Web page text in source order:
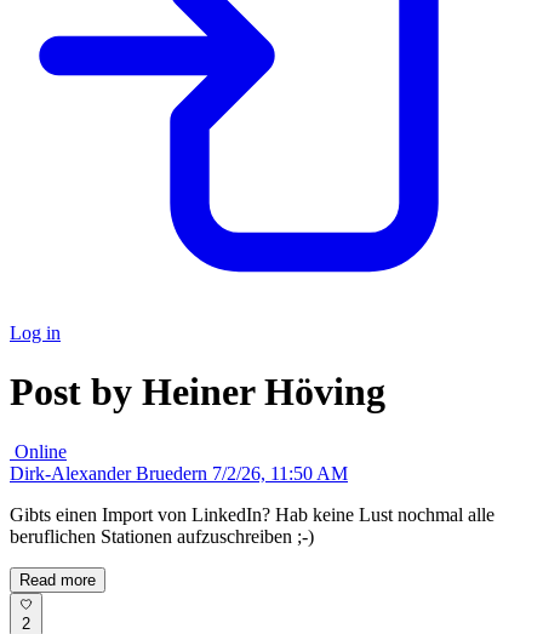
Log in
Post by Heiner Höving
Online
Dirk-Alexander Bruedern 7/2/26, 11:50 AM
Gibts einen Import von LinkedIn? Hab keine Lust nochmal alle
beruflichen Stationen aufzuschreiben ;-)
Read more
2